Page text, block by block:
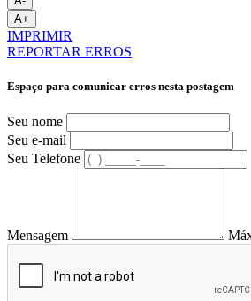
A+
IMPRIMIR
REPORTAR ERROS
Espaço para comunicar erros nesta postagem
Seu nome
Seu e-mail
Seu Telefone
Mensagem